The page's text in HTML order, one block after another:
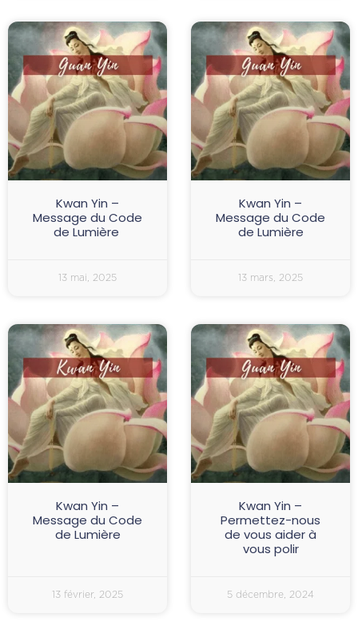
Kwan Yin –
Message du Code
de Lumière
13 mai, 2025
Kwan Yin –
Message du Code
de Lumière
13 mars, 2025
Kwan Yin –
Message du Code
de Lumière
13 février, 2025
Kwan Yin –
Permettez-nous
de vous aider à
vous polir
5 décembre, 2024